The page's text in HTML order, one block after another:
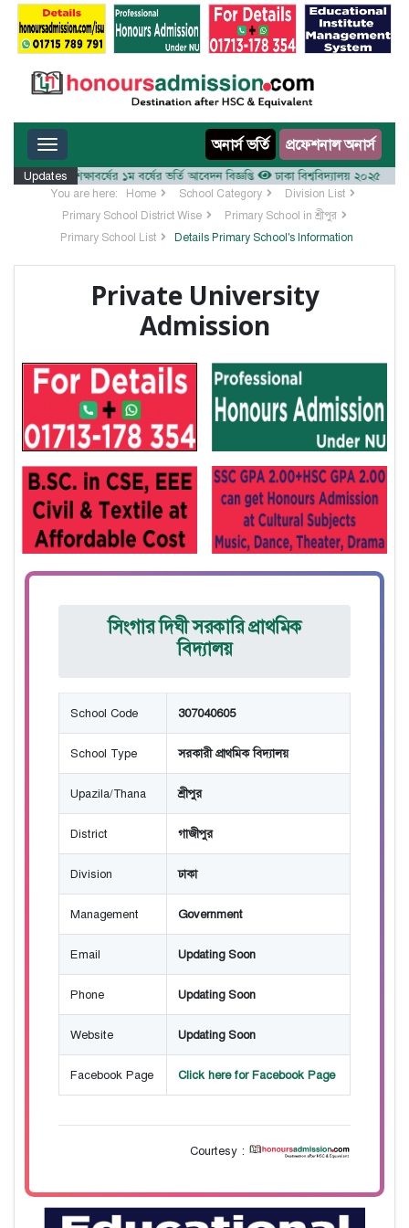
Toggle navigation অনার্স ভর্তি প্রফেশনাল অনার্স
Updates
২০২৫-২৬ শিক্ষাবর্ষের ১ম বর্ষের ভর্তি আবেদন বিজ্ঞপ্তি ঢাকা বিশ্ববিদ্যালয় ২০২৫-২৬
You are here: Home School Category
Division List
Primary School District Wise
Primary School in শ্রীপুর
Primary School List
Details Primary School's Information
Private University
Admission
সিংগার দিঘী সরকারি প্রাথমিক
বিদ্যালয়
School Code 307040605
School Type সরকারী প্রাথমিক বিদ্যালয়
Upazila/Thana শ্রীপুর
District গাজীপুর
Division ঢাকা
Management Government
Email Updating Soon
Phone Updating Soon
Website Updating Soon
Facebook Page Click here for Facebook Page
Courtesy :